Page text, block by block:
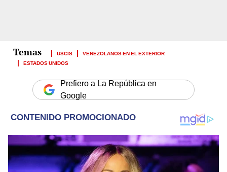
USCIS
VENEZOLANOS EN EL EXTERIOR
ESTADOS UNIDOS
Prefiero a La República en
Google